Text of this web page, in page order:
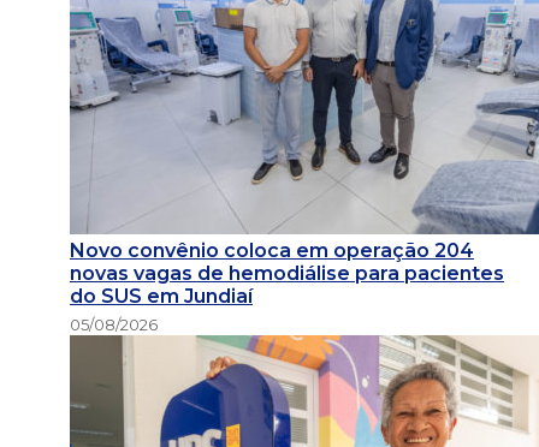
Novo convênio coloca em operação 204
novas vagas de hemodiálise para pacientes
do SUS em Jundiaí
05/08/2026